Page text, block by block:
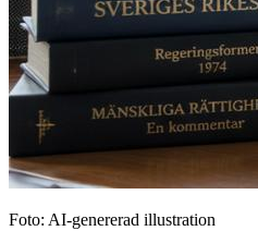
Foto: AI-genererad illustration